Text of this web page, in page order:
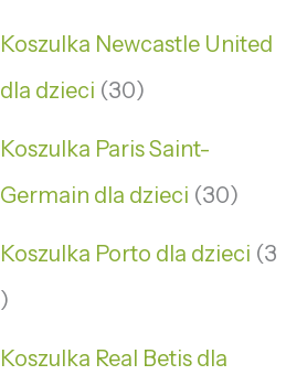
Koszulka Newcastle United
dla dzieci 30
Koszulka Paris Saint-
Germain dla dzieci 30
Koszulka Porto dla dzieci 3
Koszulka Real Betis dla